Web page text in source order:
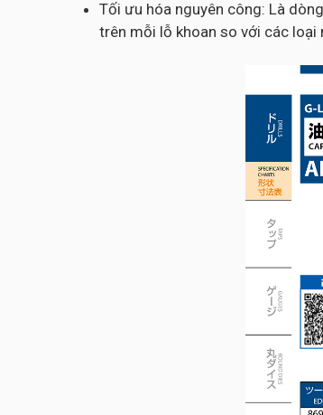
Tối ưu hóa nguyên công: Là
trên mỗi lỗ khoan so với các